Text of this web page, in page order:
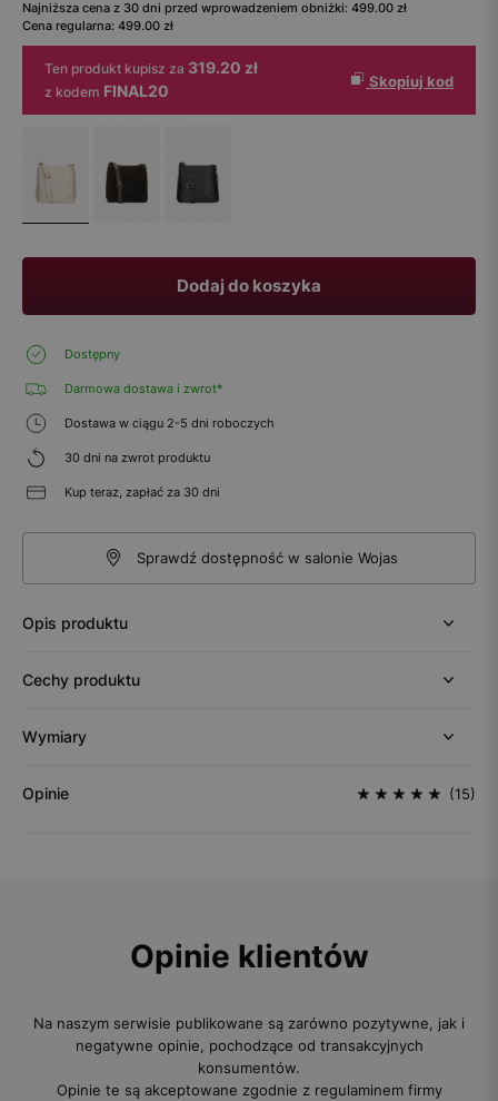
Najniższa cena z 30 dni przed wprowadzeniem obniżki: 499.00 zł
Cena regularna: 499.00 zł
Ten produkt kupisz za 319.20 zł
z kodem FINAL20 Skopiuj kod
Dodaj do koszyka
Dostępny
Darmowa dostawa i zwrot*
Dostawa w ciągu 2-5 dni roboczych
30 dni na zwrot produktu
Kup teraz, zapłać za 30 dni
Sprawdź dostępność w salonie Wojas
Opis produktu
Cechy produktu
Wymiary
Opinie (15)
Opinie klientów
Na naszym serwisie publikowane są zarówno pozytywne, jak i
negatywne opinie, pochodzące od transakcyjnych
konsumentów.
Opinie te są akceptowane zgodnie z regulaminem firmy